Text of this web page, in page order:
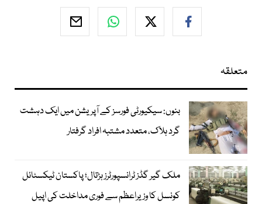
متعلقہ
بنوں: سیکیورٹی فورسز کے آپریشن میں ایک دہشت
گرد ہلاک، متعدد مشتبہ افراد گرفتار
ملک گیر گڈز ٹرانسپورٹرز ہڑتال؛ پاکستان ٹیکسٹائل
کونسل کا وزیراعظم سے فوری مداخلت کی اپیل